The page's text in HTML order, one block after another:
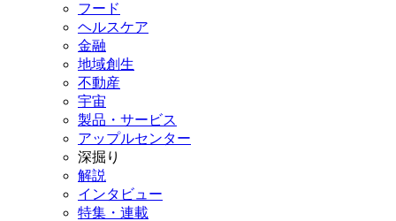
フード
ヘルスケア
金融
地域創生
不動産
宇宙
製品・サービス
アップルセンター
深掘り
解説
インタビュー
特集・連載